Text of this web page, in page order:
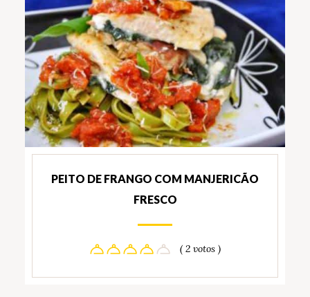
PEITO DE FRANGO COM MANJERICÃO
FRESCO
( 2 votos )